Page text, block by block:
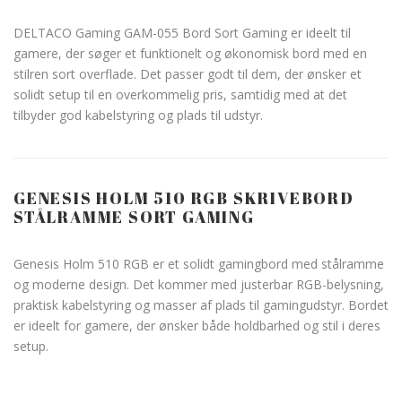
DELTACO Gaming GAM-055 Bord Sort Gaming er ideelt til
gamere, der søger et funktionelt og økonomisk bord med en
stilren sort overflade. Det passer godt til dem, der ønsker et
solidt setup til en overkommelig pris, samtidig med at det
tilbyder god kabelstyring og plads til udstyr.
GENESIS HOLM 510 RGB SKRIVEBORD
STÅLRAMME SORT GAMING
Genesis Holm 510 RGB er et solidt gamingbord med stålramme
og moderne design. Det kommer med justerbar RGB-belysning,
praktisk kabelstyring og masser af plads til gamingudstyr. Bordet
er ideelt for gamere, der ønsker både holdbarhed og stil i deres
setup.